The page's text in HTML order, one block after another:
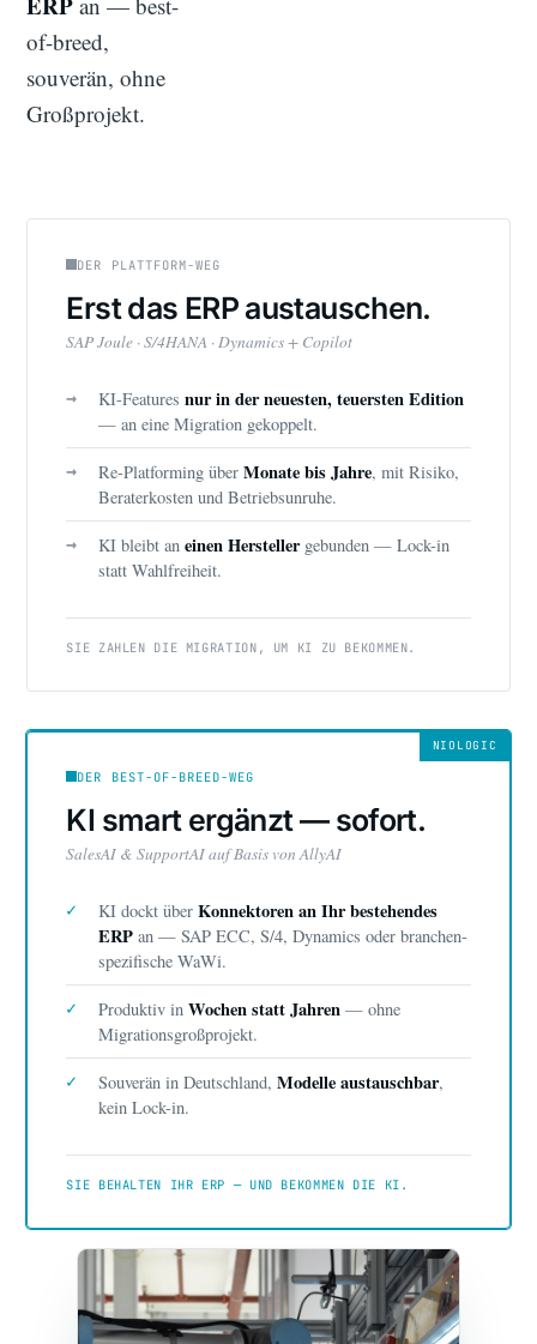
of-breed,
souverän, ohne
Großprojekt.
DER PLATTFORM-WEG
Erst das ERP austauschen.
SAP Joule · S/4HANA · Dynamics + Copilot
→ KI-Featuresnur in der neuesten, teuersten Edition
— an eine Migration gekoppelt.
→ Re-Platforming überMonate bis Jahre, mit Risiko,
Beraterkosten und Betriebsunruhe.
→ KI bleibt aneinen Herstellergebunden — Lock-in
statt Wahlfreiheit.
SIE ZAHLEN DIE MIGRATION, UM KI ZU BEKOMMEN.
NIOLOGIC
DER BEST-OF-BREED-WEG
KI smart ergänzt — sofort.
SalesAI & SupportAI auf Basis von AllyAI
✓ KI dockt überKonnektoren an Ihr bestehendes
ERP an — SAP ECC, S/4, Dynamics oder branchen­
spezifische WaWi.
✓ Produktiv inWochen statt Jahren — ohne
Migrationsgroßprojekt.
✓ Souverän in Deutschland,Modelle austauschbar,
kein Lock-in.
SIE BEHALTEN IHR ERP — UND BEKOMMEN DIE KI.